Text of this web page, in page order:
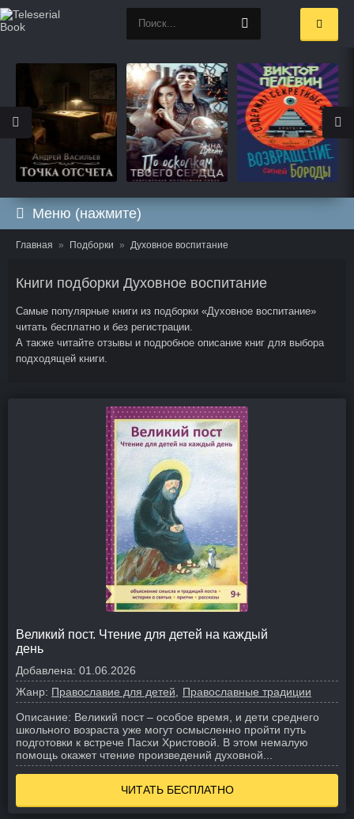
Меню (нажмите)
Главная Подборки Духовное воспитание
Книги подборки Духовное воспитание
Самые популярные книги из подборки «Духовное воспитание»
читать бесплатно и без регистрации.
А также читайте отзывы и подробное описание книг для выбора
подходящей книги.
Великий пост. Чтение для детей на каждый
день
Добавлена: 01.06.2026
Жанр: Православие для детей
Православные традиции
Описание: Великий пост – особое время, и дети среднего
школьного возраста уже могут осмысленно пройти путь
подготовки к встрече Пасхи Христовой. В этом немалую
помощь окажет чтение произведений духовной...
ЧИТАТЬ БЕСПЛАТНО